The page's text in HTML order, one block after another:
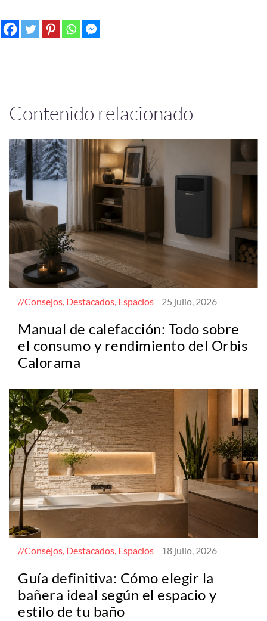
Contenido relacionado
Consejos, Destacados, Espacios 25 julio, 2026
Manual de calefacción: Todo sobre
el consumo y rendimiento del Orbis
Calorama
Consejos, Destacados, Espacios 18 julio, 2026
Guía definitiva: Cómo elegir la
bañera ideal según el espacio y
estilo de tu baño